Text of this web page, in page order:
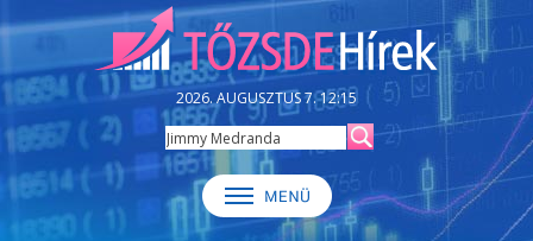
2026. AUGUSZTUS 7. 12:15